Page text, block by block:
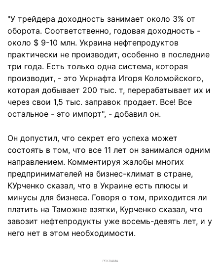
"У трейдера доходность занимает около 3% от
оборота. Соответственно, годовая доходность -
около $ 9-10 млн. Украина нефтепродуктов
практически не производит, особенно в последние
три года. Есть только одна система, которая
производит, - это Укрнафта Игоря Коломойского,
которая добывает 200 тыс. т, перерабатывает их и
через свои 1,5 тыс. заправок продает. Все! Все
остальное - это импорт", - добавил он.
Он допустил, что секрет его успеха может
состоять в том, что все 11 лет он занимался одним
направлением. Комментируя жалобы многих
предпринимателей на бизнес-климат в стране,
КУрченко сказал, что в Украине есть плюсы и
минусы для бизнеса. Говоря о том, приходится ли
платить на Таможне взятки, Курченко сказал, что
завозит нефтепродукты уже восемь-девять лет, и у
него нет в этом необходимости.
РЕКЛАМА